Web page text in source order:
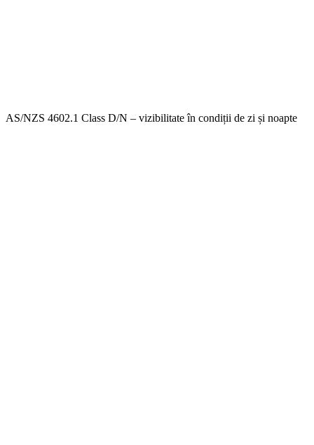
AS/NZS 4602.1 Class D/N – vizibilitate în condiții de zi și noapte